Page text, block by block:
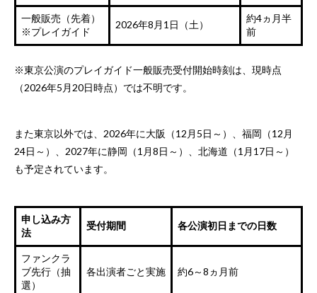
一般販売（先着）
※プレイガイド
2026年8月1日（土）
約4ヵ月半
前
※東京公演のプレイガイド一般販売受付開始時刻は、現時点
（2026年5月20日時点）では不明です。
また東京以外では、2026年に大阪（12月5日～）、福岡（12月
24日～）、2027年に静岡（1月8日～）、北海道（1月17日～）
も予定されています。
申し込み方
法
受付期間 各公演初日までの日数
ファンクラ
ブ先行（抽
選）
各出演者ごと実施 約6～8ヵ月前